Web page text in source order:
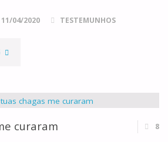
11/04/2020 TESTEMUNHOS
"UMA
IMPERFEITAMENTE
curaram 8